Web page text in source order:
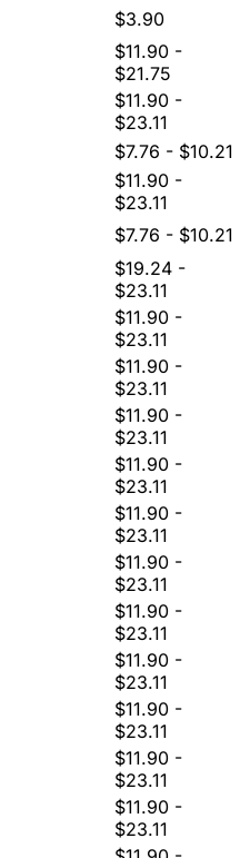
$3.90
$11.90 -
$21.75
$11.90 -
$23.11
$7.76 - $10.21
$11.90 -
$23.11
$7.76 - $10.21
$19.24 -
$23.11
$11.90 -
$23.11
$11.90 -
$23.11
$11.90 -
$23.11
$11.90 -
$23.11
$11.90 -
$23.11
$11.90 -
$23.11
$11.90 -
$23.11
$11.90 -
$23.11
$11.90 -
$23.11
$11.90 -
$23.11
$11.90 -
$23.11